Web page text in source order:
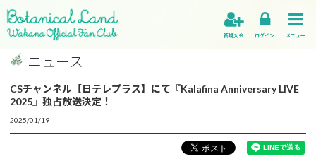
新規入会 ログイン メニュー
ニュース
CSチャンネル【日テレプラス】にて『Kalafina Anniversary LIVE
2025』独占放送決定！
2025/01/19